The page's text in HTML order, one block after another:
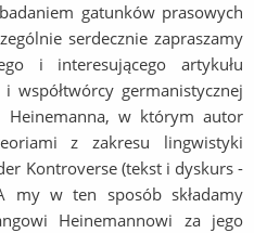
gatunków prasowych
serdecznie zapraszamy
i interesującego artykułu
współtwórcy germanistycznej
Heinemanna, w którym autor
z zakresu lingwistyki
Kontroverse (tekst i dyskurs -
my w ten sposób składamy
Heinemannowi za jego